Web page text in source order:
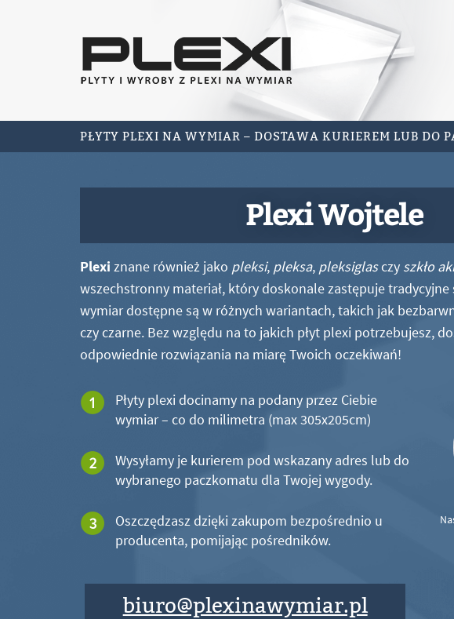
PŁYTY PLEXI NA WYMIAR – DOSTAWA KURIEREM LUB DO
Plexi Wojtele
Plexi znane również jako pleksi, pleksa, pleksiglasczy szkło
wszechstronny materiał, który doskonale zastępuje tradycyjne
wymiar dostępne są w różnych wariantach, takich jak
czy czarne. Bez względu na to jakich płyt plexi potrzebujesz,
odpowiednie rozwiązania na miarę Twoich oczekiwań!
Płyty plexi docinamy na podany przez Ciebie
wymiar – co do milimetra (max 305x205cm)
Wysyłamy je kurierem pod wskazany adres lub do
wybranego paczkomatu dla Twojej wygody.
Oszczędzasz dzięki zakupom bezpośrednio u
producenta, pomijając pośredników.
biuro@plexinawymiar.pl